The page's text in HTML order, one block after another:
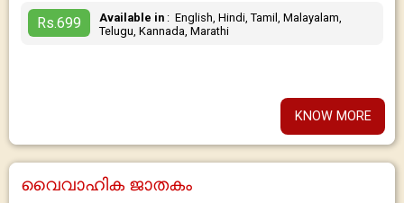
Rs.699 Available in : English, Hindi, Tamil, Malayalam,
Telugu, Kannada, Marathi
KNOW MORE
വൈവാഹിക ജാതകം